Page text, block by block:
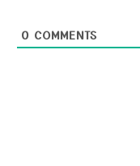
0 COMMENTS